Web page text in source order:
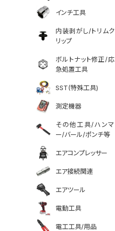
インチ工具
内装剥がし/トリムク
リップ
ボルトナット修正/応
急処置工具
SST(特殊工具)
測定機器
その他工具/ハンマ
ー/バール/ポンチ等
エアコンプレッサー
エア接続関連
エアツール
電動工具
電工工具/用品